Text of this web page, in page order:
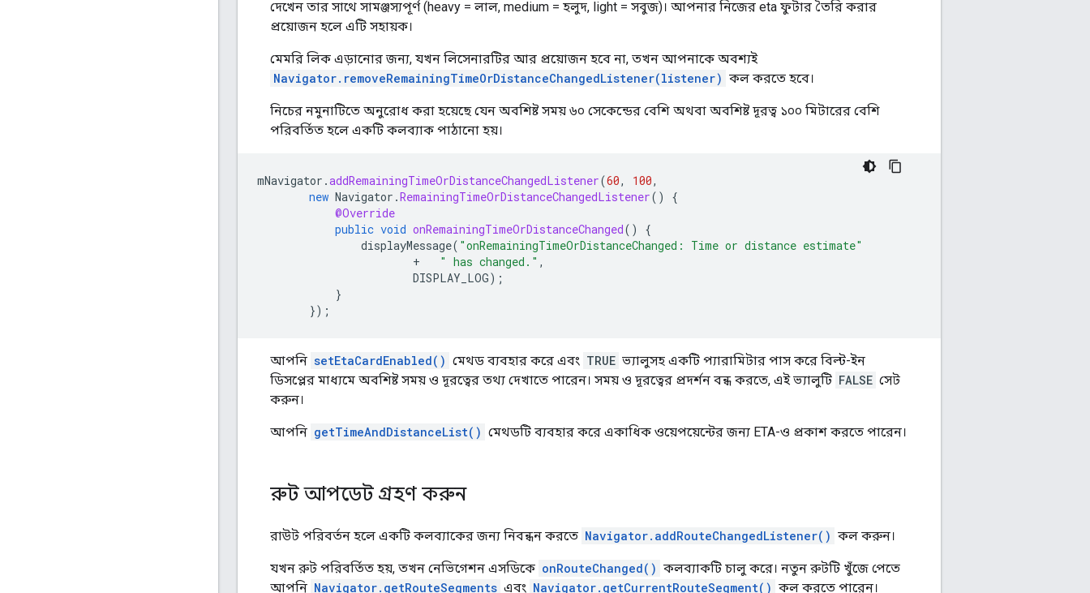
দেখেন তার সাথে সামঞ্জস্যপূর্ণ (heavy = লাল, medium = হলুদ, light = সবুজ)। আপনার নিজের eta ফুটার তৈরি করার
প্রয়োজন হলে এটি সহায়ক।
মেমরি লিক এড়ানোর জন্য, যখন লিসেনারটির আর প্রয়োজন হবে না, তখন আপনাকে অবশ্যই
Navigator.removeRemainingTimeOrDistanceChangedListener(listener) কল করতে হবে।
নিচের নমুনাটিতে অনুরোধ করা হয়েছে যেন অবশিষ্ট সময় ৬০ সেকেন্ডের বেশি অথবা অবশিষ্ট দূরত্ব ১০০ মিটারের বেশি
পরিবর্তিত হলে একটি কলব্যাক পাঠানো হয়।
mNavigator .addRemainingTimeOrDistanceChangedListener(60, 100,
new Navigator .RemainingTimeOrDistanceChangedListener()
{
@Override
public void onRemainingTimeOrDistanceChanged()
{
displayMessage( "onRemainingTimeOrDistanceChanged: Time or distance estimate"
+
" has changed." ,
DISPLAY_LOG);
}
});
আপনি setEtaCardEnabled() মেথড ব্যবহার করে এবং TRUE ভ্যালুসহ একটি প্যারামিটার পাস করে বিল্ট-ইন
ডিসপ্লের মাধ্যমে অবশিষ্ট সময় ও দূরত্বের তথ্য দেখাতে পারেন। সময় ও দূরত্বের প্রদর্শন বন্ধ করতে, এই ভ্যালুটি FALSE সেট
করুন।
আপনি getTimeAndDistanceList() মেথডটি ব্যবহার করে একাধিক ওয়েপয়েন্টের জন্য ETA-ও প্রকাশ করতে পারেন।
রুট আপডেট গ্রহণ করুন
রাউট পরিবর্তন হলে একটি কলব্যাকের জন্য নিবন্ধন করতে Navigator.addRouteChangedListener() কল করুন।
যখন রুট পরিবর্তিত হয়, তখন নেভিগেশন এসডিকে onRouteChanged() কলব্যাকটি চালু করে। নতুন রুটটি খুঁজে পেতে
আপনি Navigator.getRouteSegments এবং Navigator.getCurrentRouteSegment() কল করতে পারেন।